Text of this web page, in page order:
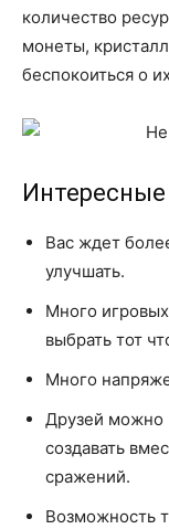
количество
монеты,
беспокоиться о
Вас ждет
улучшать.
Много
выбрать тот
Много
Друзей можно
создавать
сражений.
Возможность